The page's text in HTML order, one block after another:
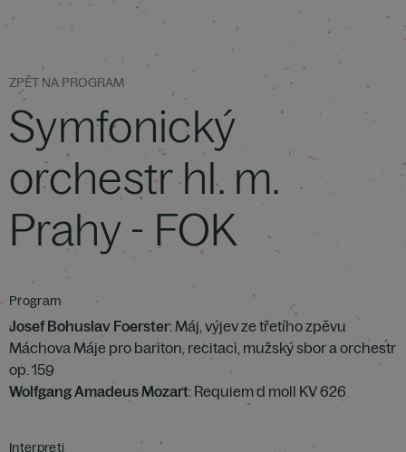
ZPĚT NA PROGRAM
Symfonický
orchestr hl. m.
Prahy - FOK
Program
Josef Bohuslav Foerster: Máj, výjev ze třetího zpěvu
Máchova Máje pro bariton, recitaci, mužský sbor a orchestr
op. 159
Wolfgang Amadeus Mozart: Requiem d moll KV 626
Interpreti